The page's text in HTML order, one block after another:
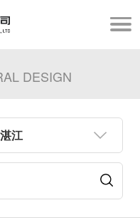
DESIGN
湛江